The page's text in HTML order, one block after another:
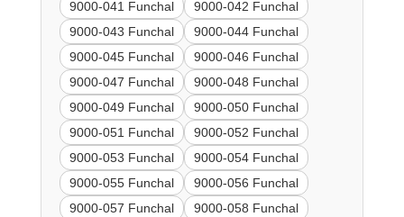
9000-041 Funchal
9000-042 Funchal
9000-043 Funchal
9000-044 Funchal
9000-045 Funchal
9000-046 Funchal
9000-047 Funchal
9000-048 Funchal
9000-049 Funchal
9000-050 Funchal
9000-051 Funchal
9000-052 Funchal
9000-053 Funchal
9000-054 Funchal
9000-055 Funchal
9000-056 Funchal
9000-057 Funchal
9000-058 Funchal